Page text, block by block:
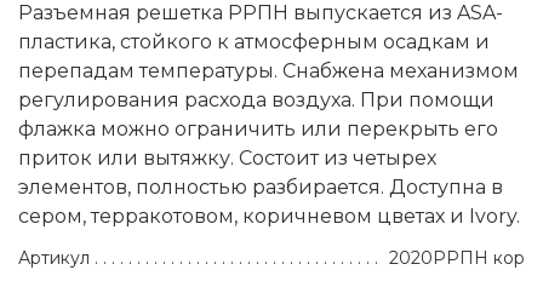
Разъемная решетка РРПН выпускается из ASA-
пластика, стойкого к атмосферным осадкам и
перепадам температуры. Снабжена механизмом
регулирования расхода воздуха. При помощи
флажка можно ограничить или перекрыть его
приток или вытяжку. Состоит из четырех
элементов, полностью разбирается. Доступна в
сером, терракотовом, коричневом цветах и Ivory.
Артикул
2020РРПН кор